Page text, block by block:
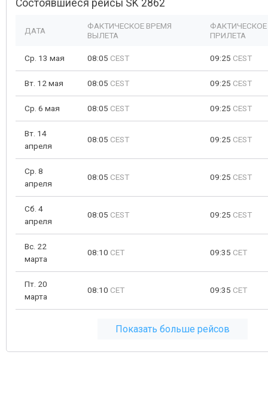
Состоявшиеся рейсы SK 2862
ДАТА
ФАКТИЧЕСКОЕ ВРЕМЯ
ВЫЛЕТА
ПРИЛЕТА
Ср. 13 мая 08:05 CEST 09:25 CEST
Вт. 12 мая 08:05 CEST 09:25 CEST
Ср. 6 мая 08:05 CEST 09:25 CEST
Вт. 14
апреля
08:05 CEST 09:25 CEST
Ср. 8
апреля
08:05 CEST 09:25 CEST
Сб. 4
апреля
08:05 CEST 09:25 CEST
Вс. 22
марта
08:10 CET 09:35 CET
Пт. 20
марта
08:10 CET 09:35 CET
Показать больше рейсов